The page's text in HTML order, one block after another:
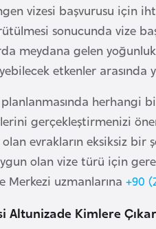
vizesi başvurusu için
sonucunda vize
meydana gelen
etkenler arasında
herhangi
gerçekleştirmenizi
evrakların eksiksiz bir
olan vize türü için
Merkezi uzmanlarına +90
Altunizade Kimlere